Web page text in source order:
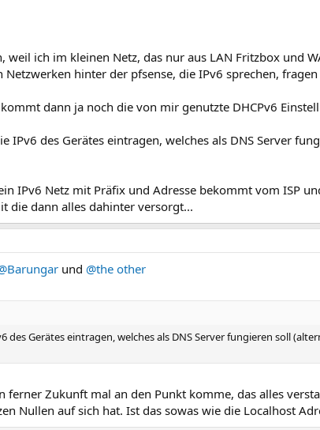
ich im kleinen Netz, das nur aus LAN Fritzbox und
hinter der pfsense, die IPv6 sprechen,
dann ja noch die von mir genutzte DHCPv6
IPv6 des Gerätes eintragen, welches als DNS Server
IPv6 Netz mit Präfix und Adresse bekommt vom ISP
die dann alles dahinter versorgt...
und @the other
des Gerätes eintragen, welches als DNS Server fungieren soll
ferner Zukunft mal an den Punkt komme, das alles
Nullen auf sich hat. Ist das sowas wie die Localhost